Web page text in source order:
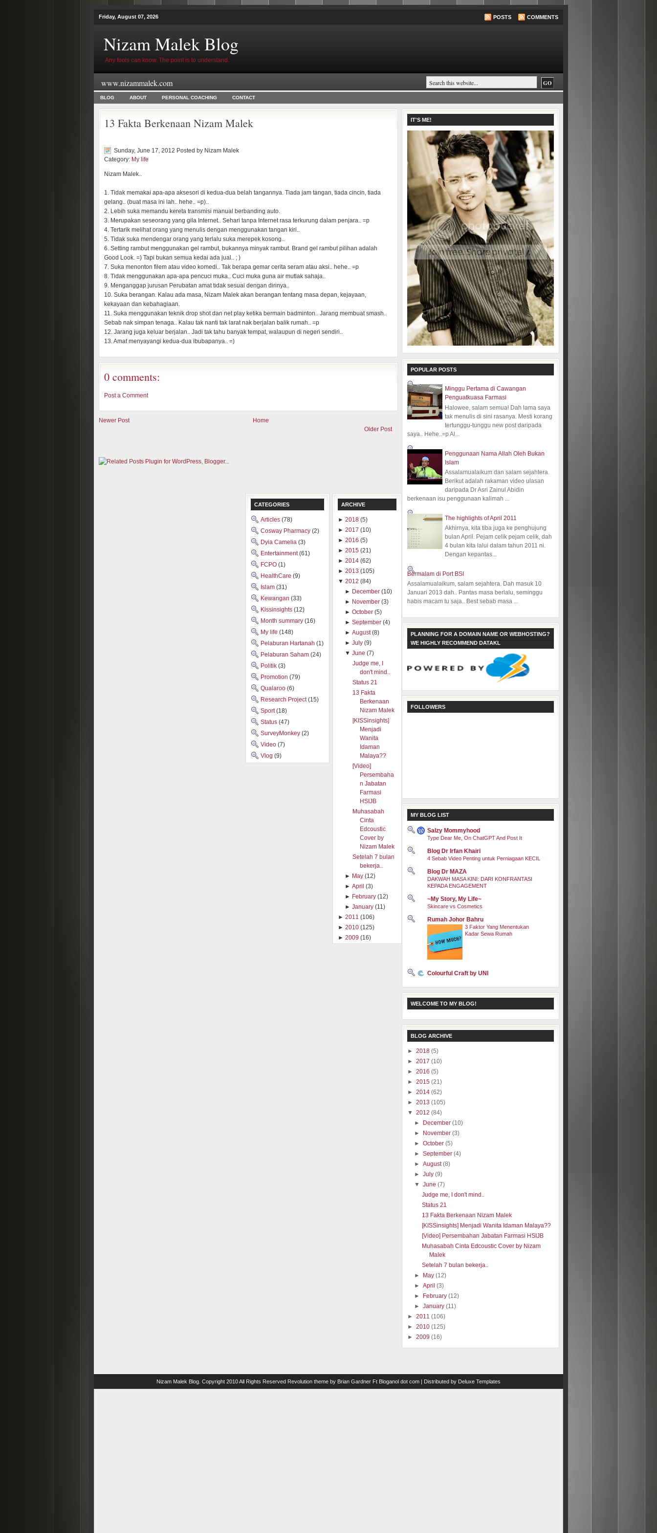
Friday, August 07, 2026 POSTS COMMENTS
Nizam Malek Blog
Any fools can know. The point is to understand.
www.nizammalek.com
BLOG ABOUT PERSONAL COACHING CONTACT
13 Fakta Berkenaan Nizam Malek
Sunday, June 17, 2012 Posted by Nizam Malek
Category: My life
Nizam Malek..
1. Tidak memakai apa-apa aksesori di kedua-dua belah tangannya. Tiada jam tangan, tiada cincin, tiada
gelang.. (buat masa ini lah.. hehe.. =p)..
2. Lebih suka memandu kereta transmisi manual berbanding auto.
3. Merupakan seseorang yang gila Internet.. Sehari tanpa Internet rasa terkurung dalam penjara.. =p
4. Tertarik melihat orang yang menulis dengan menggunakan tangan kiri..
5. Tidak suka mendengar orang yang terlalu suka merepek kosong..
6. Setting rambut menggunakan gel rambut, bukannya minyak rambut. Brand gel rambut pilihan adalah
Good Look. =) Tapi bukan semua kedai ada jual.. ; )
7. Suka menonton filem atau video komedi.. Tak berapa gemar cerita seram atau aksi.. hehe.. =p
8. Tidak menggunakan apa-apa pencuci muka.. Cuci muka guna air mutlak sahaja..
9. Menganggap jurusan Perubatan amat tidak sesuai dengan dirinya..
10. Suka berangan. Kalau ada masa, Nizam Malek akan berangan tentang masa depan, kejayaan,
kekayaan dan kebahagiaan.
11. Suka menggunakan teknik drop shot dan net play ketika bermain badminton.. Jarang membuat smash..
Sebab nak simpan tenaga.. Kalau tak nanti tak larat nak berjalan balik rumah.. =p
12. Jarang juga keluar berjalan.. Jadi tak tahu banyak tempat, walaupun di negeri sendiri..
13. Amat menyayangi kedua-dua ibubapanya.. =)
0 comments:
Post a Comment
Newer Post
Older Post
Home
IT'S ME!
POPULAR POSTS
Minggu Pertama di Cawangan
Penguatkuasa Farmasi
Halowee, salam semua! Dah lama saya
tak menulis di sini rasanya. Mesti korang
tertunggu-tunggu new post daripada
saya.. Hehe..=p Al...
Penggunaan Nama Allah Oleh Bukan
Islam
Assalamualaikum dan salam sejahtera.
Berikut adalah rakaman video ulasan
daripada Dr Asri Zainul Abidin
berkenaan isu penggunaan kalimah ...
The highlights of April 2011
Akhirnya, kita tiba juga ke penghujung
bulan April. Pejam celik pejam celik, dah
4 bulan kita lalui dalam tahun 2011 ni.
Dengan kepantas...
Bermalam di Port BSI
Assalamualaikum, salam sejahtera. Dah masuk 10
Januari 2013 dah.. Pantas masa berlalu, seminggu
habis macam tu saja.. Best sebab masa ...
PLANNING FOR A DOMAIN NAME OR WEBHOSTING?
WE HIGHLY RECOMMEND DATAKL
FOLLOWERS
MY BLOG LIST
Salzy Mommyhood
Type Dear Me, On ChatGPT And Post It
Blog Dr Irfan Khairi
4 Sebab Video Penting untuk Perniagaan KECIL
Blog Dr MAZA
DAKWAH MASA KINI: DARI KONFRANTASI
KEPADA ENGAGEMENT
~My Story, My Life~
Skincare vs Cosmetics
Rumah Johor Bahru
3 Faktor Yang Menentukan
Kadar Sewa Rumah
Colourful Craft by UNI
WELCOME TO MY BLOG!
BLOG ARCHIVE
► 2018 (5)
► 2017 (10)
► 2016 (5)
► 2015 (21)
► 2014 (62)
► 2013 (105)
▼ 2012 (84)
► December(10)
► November(3)
►October(5)
►September(4)
►August(8)
►July(9)
▼June(7)
Judge me, I don't mind..
Status 21
13 Fakta Berkenaan Nizam Malek
[KISSinsights] Menjadi Wanita Idaman Malaya??
[Video] Persembahan Jabatan Farmasi HSIJB
Muhasabah Cinta Edcoustic Cover by Nizam
Malek
Setelah 7 bulan bekerja..
► May(12)
►April(3)
► February(12)
►January(11)
► 2011 (106)
► 2010 (125)
► 2009 (16)
CATEGORIES
Articles (78)
Cosway Pharmacy (2)
Dyia Camelia (3)
Entertainment(61)
FCPO (1)
HealthCare (9)
Islam (31)
Kewangan (33)
Kissinsights (12)
Month summary (16)
My life (148)
Pelaburan Hartanah (1)
Pelaburan Saham (24)
Politik (3)
Promotion (79)
Qualaroo (6)
Research Project(15)
Sport(18)
Status (47)
SurveyMonkey (2)
Video (7)
Vlog (9)
ARCHIVE
► 2018 (5)
► 2017 (10)
► 2016 (5)
► 2015 (21)
► 2014 (62)
► 2013 (105)
▼ 2012 (84)
► December (10)
► November (3)
►October (5)
►September (4)
►August (8)
►July (9)
▼June (7)
Judge me, I
don't mind..
Status 21
13 Fakta
Berkenaan
Nizam Malek
[KISSinsights]
Menjadi
Wanita
Idaman
Malaya??
[Video]
Persembaha
n Jabatan
Farmasi
HSIJB
Muhasabah
Cinta
Edcoustic
Cover by
Nizam Malek
Setelah 7 bulan
bekerja..
► May (12)
►April (3)
► February (12)
►January (11)
► 2011 (106)
► 2010 (125)
► 2009 (16)
Nizam Malek Blog . Copyright 2010 All Rights Reserved Revolution theme by Brian Gardner Ft Bloganol dot com | Distributed by Deluxe Templates